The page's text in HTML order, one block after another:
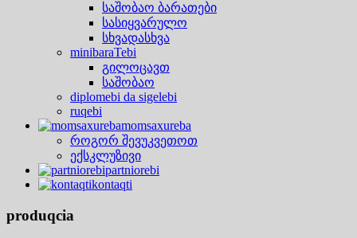
საშობაო ბარათები
სასიყვარულო
სხვადასხვა
minibaraTebi
გილოცავთ
საშობაო
diplomebi da sigelebi
ruqebi
momsaxureba
როგორ შევუკვეთოთ
ექსკლუზივი
partniorebi
kontaqti
produqcia